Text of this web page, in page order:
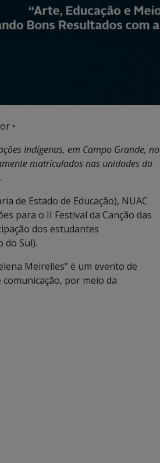
•
Indígenas, em Campo Grande, no
matriculados nas unidades da
de Estado de Educação), NUAC
para o II Festival da Canção das
dos estudantes
do Sul).
Meirelles” é um evento de
por meio da